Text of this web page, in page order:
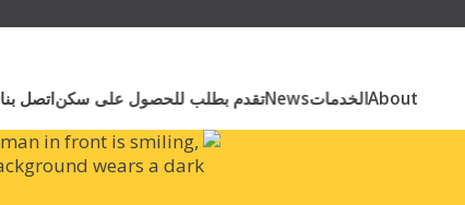
AboutالخدماتNewsتقدم بطلب للحصول على سكناتصل بنا